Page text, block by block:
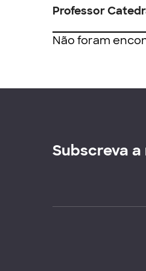
Professor
Não foram
Subscreva